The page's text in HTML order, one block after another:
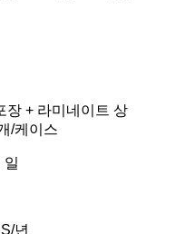
장 + 라미네이트 상
/케이스
일
년